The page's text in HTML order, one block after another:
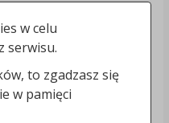
w celu
serwisu.
to zgadzasz się
w pamięci